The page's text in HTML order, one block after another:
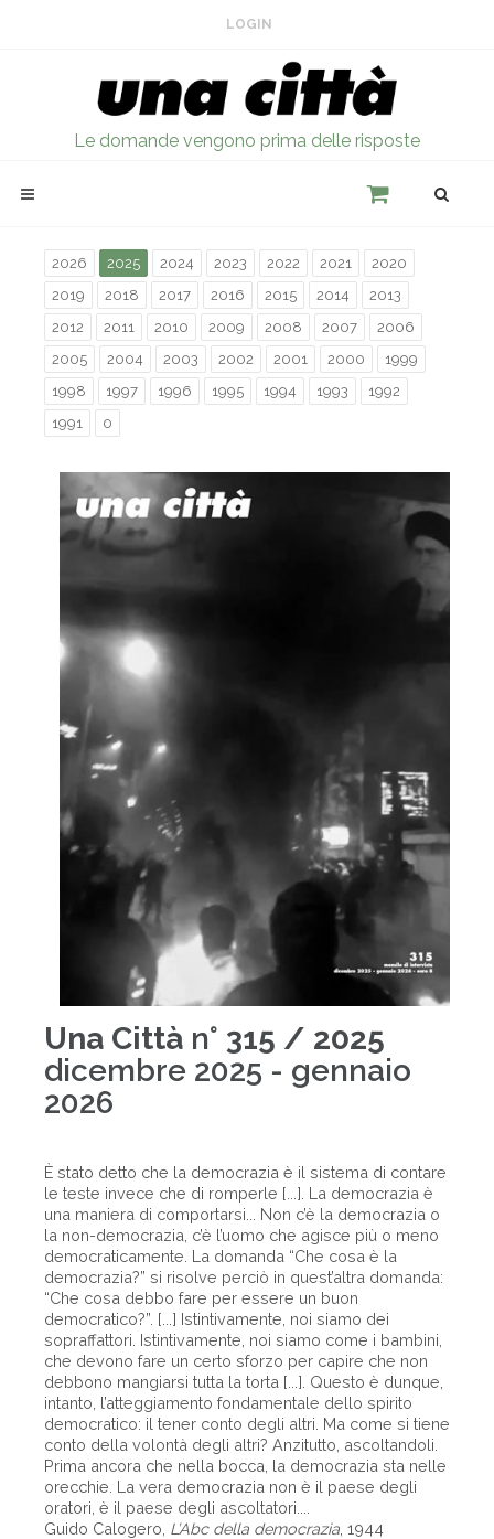
LOGIN
Le domande vengono prima delle risposte
2026 2025 2024 2023 2022 2021
2020
2019
2018 2017 2016 2015 2014
2013
2012
2011 2010 2009 2008 2007
2006
2005
2004 2003 2002 2001 2000
1999
1998
1997 1996 1995 1994 1993
1992
1991
0
Una Città n° 315 / 2025
dicembre 2025 - gennaio
2026
È stato detto che la democrazia è il sistema di contare
le teste invece che di romperle [...]. La democrazia è
una maniera di comportarsi... Non c’è la democrazia o
la non-democrazia, c’è l’uomo che agisce più o meno
democraticamente. La domanda “Che cosa è la
democrazia?” si risolve perciò in quest’altra domanda:
“Che cosa debbo fare per essere un buon
democratico?”. [...] Istintivamente, noi siamo dei
sopraffattori. Istintivamente, noi siamo come i bambini,
che devono fare un certo sforzo per capire che non
debbono mangiarsi tutta la torta [...]. Questo è dunque,
intanto, l’atteggiamento fondamentale dello spirito
democratico: il tener conto degli altri. Ma come si tiene
conto della volontà degli altri? Anzitutto, ascoltandoli.
Prima ancora che nella bocca, la democrazia sta nelle
orecchie. La vera democrazia non è il paese degli
oratori, è il paese degli ascoltatori....
Guido Calogero, L’Abc della democrazia , 1944